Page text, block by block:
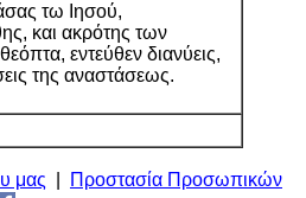
τω Ιησού,
και ακρότης των
εντεύθεν διανύεις,
της αναστάσεως.
μας Προστασία Προσωπικών